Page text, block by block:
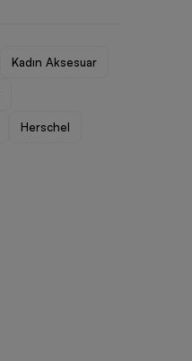
Kadın Aksesuar
Herschel